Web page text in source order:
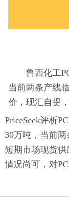
鲁西化工
当前两条产线
价，现汇自提
PriceSeek评析
30万吨，当前
短期市场现货
情况尚可，对